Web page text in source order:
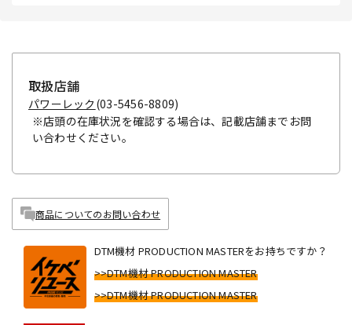
取扱店舗
パワーレック (03-5456-8809)
※店頭の在庫状況を確認する場合は、記載店舗までお問
い合わせください。
商品についてのお問い合わせ
DTM機材 PRODUCTION MASTERをお持ちですか？
>>DTM機材 PRODUCTION MASTER
>>DTM機材 PRODUCTION MASTER